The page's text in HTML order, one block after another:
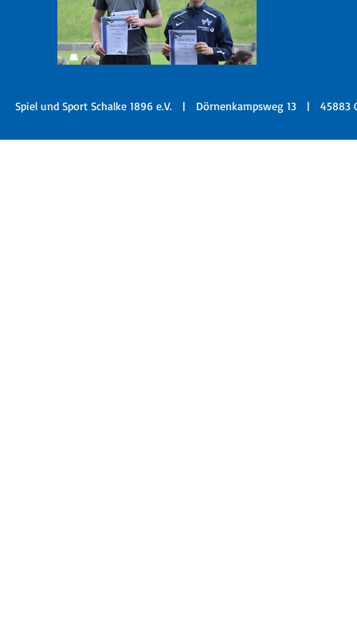
Spiel und Sport Schalke 1896 e.V. | Dörnenkampsweg 13 | 45883